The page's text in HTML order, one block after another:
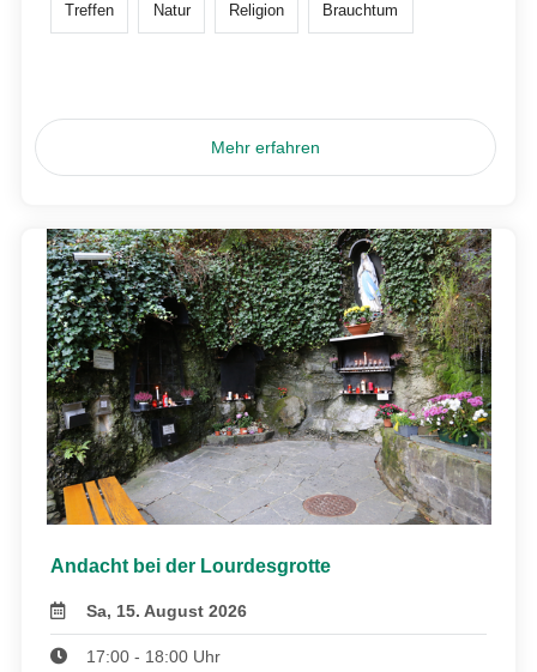
Treffen Natur Religion Brauchtum
Mehr erfahren
Andacht bei der Lourdesgrotte
Sa, 15. August 2026
17:00 - 18:00 Uhr